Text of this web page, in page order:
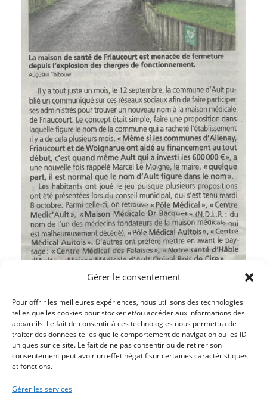
Gérer le consentement
Pour offrir les meilleures expériences, nous utilisons des technologies
telles que les cookies pour stocker et/ou accéder aux informations des
appareils. Le fait de consentir à ces technologies nous permettra de
traiter des données telles que le comportement de navigation ou les ID
uniques sur ce site. Le fait de ne pas consentir ou de retirer son
consentement peut avoir un effet négatif sur certaines caractéristiques
et fonctions.
Gérer les services
Article précédent
JEAN-LOUIS DERCHE PRÉSENTE SON QUATRIÈME
LIVRE